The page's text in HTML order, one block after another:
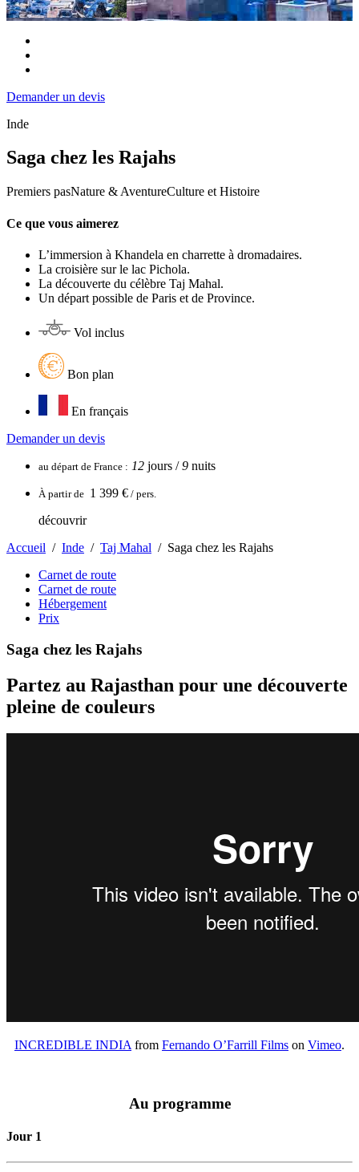
Demander un devis
Inde
Saga chez les Rajahs
Premiers pasNature & AventureCulture et Histoire
Ce que vous aimerez
L’immersion à Khandela en charrette à dromadaires.
La croisière sur le lac Pichola.
La découverte du célèbre Taj Mahal.
Un départ possible de Paris et de Province.
Vol inclus
Bon plan
En français
Demander un devis
au départ de France : 12 jours /9 nuits
À partir de 1 399 € / pers.
découvrir
Accueil / Inde / Taj Mahal / Saga chez les Rajahs
Carnet de route
Carnet de route
Hébergement
Prix
Saga chez les Rajahs
Partez au Rajasthan pour une découverte
pleine de couleurs
INCREDIBLE INDIAfrom Fernando O’Farrill Films on Vimeo.
Au programme
Jour 1